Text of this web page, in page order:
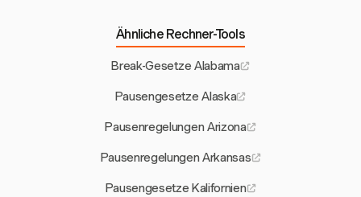
Ähnliche Rechner-Tools
Break-Gesetze Alabama
Pausengesetze Alaska
Pausenregelungen Arizona
Pausenregelungen Arkansas
Pausengesetze Kalifornien